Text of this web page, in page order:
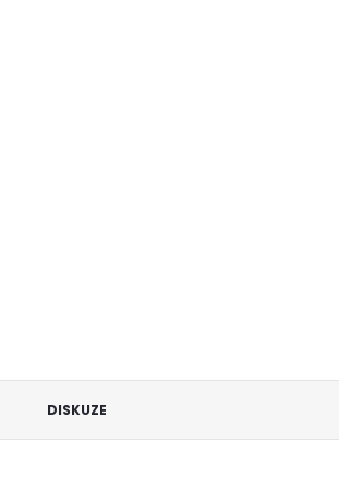
DISKUZE